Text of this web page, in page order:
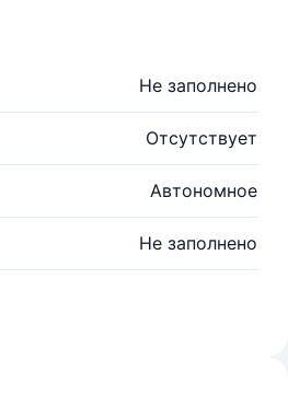
Не заполнено
Отсутствует
Автономное
Не заполнено